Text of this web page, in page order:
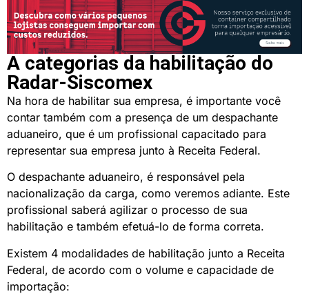
A categorias da habilitação do
Radar-Siscomex
Na hora de habilitar sua empresa, é importante você
contar também com a presença de um despachante
aduaneiro, que é um profissional capacitado para
representar sua empresa junto à Receita Federal.
O despachante aduaneiro, é responsável pela
nacionalização da carga, como veremos adiante. Este
profissional saberá agilizar o processo de sua
habilitação e também efetuá-lo de forma correta.
Existem 4 modalidades de habilitação junto a Receita
Federal, de acordo com o volume e capacidade de
importação: